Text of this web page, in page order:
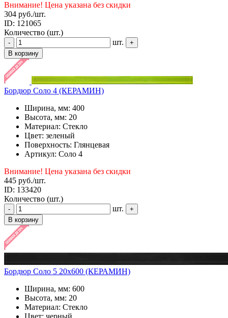
Внимание! Цена указана без скидки
304 руб./шт.
ID: 121065
Количество (шт.)
- шт.
+
В корзину
Бордюр Соло 4 (КЕРАМИН)
Ширина, мм: 400
Высота, мм: 20
Материал: Стекло
Цвет: зеленый
Поверхность: Глянцевая
Артикул: Соло 4
Внимание! Цена указана без скидки
445 руб./шт.
ID: 133420
Количество (шт.)
- шт.
+
В корзину
Бордюр Соло 5 20x600 (КЕРАМИН)
Ширина, мм: 600
Высота, мм: 20
Материал: Стекло